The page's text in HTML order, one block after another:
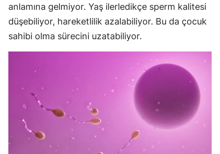
anlamına gelmiyor. Yaş ilerledikçe sperm kalitesi
düşebiliyor, hareketlilik azalabiliyor. Bu da çocuk
sahibi olma sürecini uzatabiliyor.